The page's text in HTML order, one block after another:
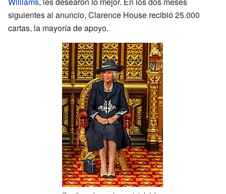
siguientes al anuncio, Clarence House recibió 25.000
cartas, la mayoría de apoyo.